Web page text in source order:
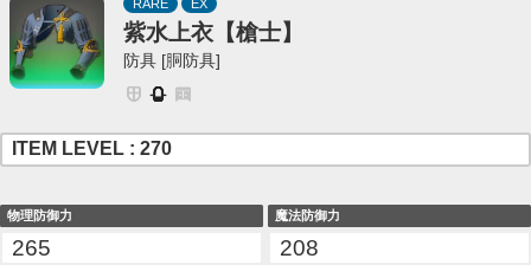
RARE EX
紫水上衣【槍士】
防具 [胴防具]
ITEM LEVEL : 270
物理防御力
265
魔法防御力
208